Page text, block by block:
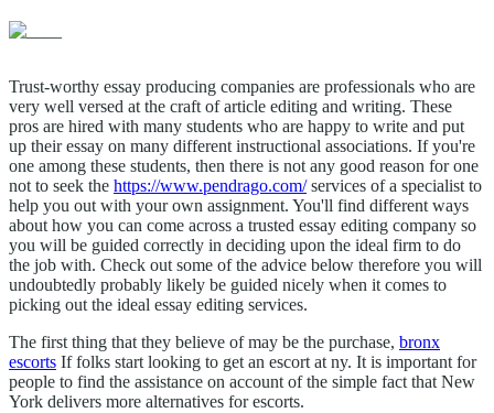
Trust-worthy essay producing companies are professionals who are
very well versed at the craft of article editing and writing. These
pros are hired with many students who are happy to write and put
up their essay on many different instructional associations. If you're
one among these students, then there is not any good reason for one
not to seek the https://www.pendrago.com/services of a specialist to
help you out with your own assignment. You'll find different ways
about how you can come across a trusted essay editing company so
you will be guided correctly in deciding upon the ideal firm to do
the job with. Check out some of the advice below therefore you will
undoubtedly probably likely be guided nicely when it comes to
picking out the ideal essay editing services.
The first thing that they believe of may be the purchase, bronx
escorts If folks start looking to get an escort at ny. It is important for
people to find the assistance on account of the simple fact that New
York delivers more alternatives for escorts.